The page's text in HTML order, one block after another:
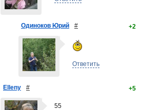
Одиноков Юрий # +2
Ответить
Elleny # +5
55